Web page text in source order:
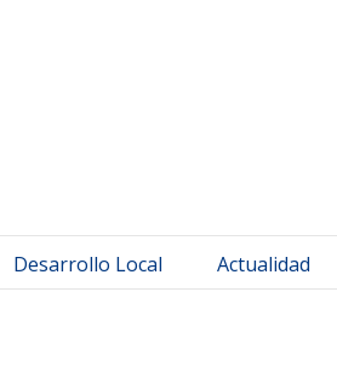
Desarrollo Local Actualidad